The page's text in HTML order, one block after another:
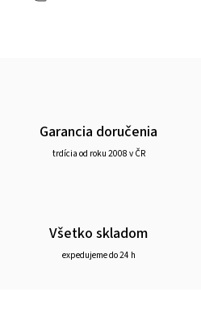
Garancia doručenia
trdícia od roku 2008 v ČR
Všetko skladom
expedujeme do 24 h